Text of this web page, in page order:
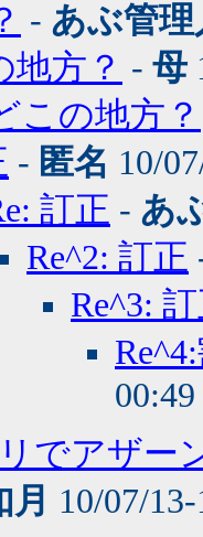
- あぶ管理
地方？ - 母
この地方？
- 匿名 10/
訂正 - あ
Re^2: 訂正
Re^3:
00:49
でアザー
10/07/